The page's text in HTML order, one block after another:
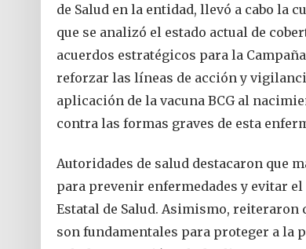
de Salud en la entidad, llevó a cabo la
que se analizó el estado actual de
acuerdos estratégicos para la
reforzar las líneas de acción y
aplicación de la vacuna BCG al
contra las formas graves de esta
Autoridades de salud destacaron que
para prevenir enfermedades y evitar
Estatal de Salud. Asimismo,
son fundamentales para proteger a la